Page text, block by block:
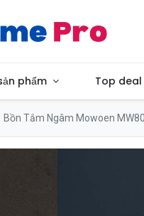
phẩm Top deal
Bồn Tắm Ngâm Mowoen